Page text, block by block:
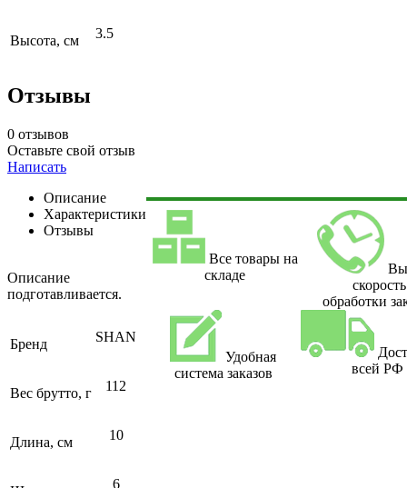
Высота, см 3.5
Отзывы
0 отзывов
Оставьте свой отзыв
Написать
Описание
Характеристики
Отзывы
Описание
подготавливается.
Бренд SHAN
Вес брутто, г 112
Длина, см 10
6
Все товары на
складе
скорость
обработки
Удобная
система заказов
всей РФ